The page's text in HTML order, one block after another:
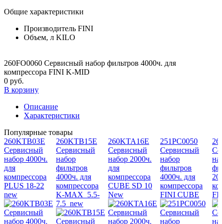
Общие характеристики
Производитель FINI
Объем, л KILO
260FO0060 Сервисный набор фильтров 4000ч. для
компрессора FINI K-MID
0 руб.
В корзину
Описание
Характеристики
Популярные товары
260KTB03E
Cервисный
набор 4000ч.
для
компрессора
PLUS 18-22
new
260KTB15E
Сервисный
набор
фильтров
4000ч. для
компрессора
K-MAX 5.5-
7.5 new
260KTA16E
Cервисный
набор 2000ч.
для
компрессора
CUBE SD 10
New
251PC0050
Сервисный
набор
фильтров
4000ч. для
компрессора
FINI CUBE